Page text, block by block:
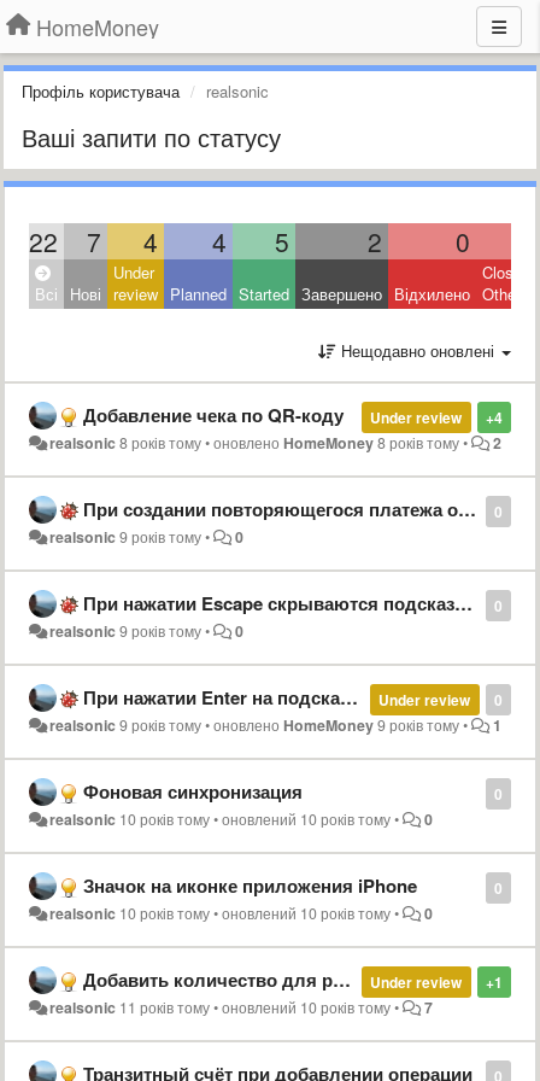
HomeMoney
Профіль користувача realsonic
Ваші запити по статусу
22 7 4 4 5 2 0
Всі Нові
Under
review Planned Started Завершено Відхилено
Closed:
Other
Нещодавно оновлені
+4
Under review
Добавление чека по QR-коду
realsonic8 років тому•оновлено HomeMoney8 років тому• 2
0
При создании повторяющегося платежа он создаётся два раза
realsonic9 років тому• 0
0
При нажатии Escape скрываются подсказки, но в строку комментария вставляется первая подсказка
realsonic9 років тому• 0
0
Under review
При нажатии Enter на подсказке вводится та, на которую указывает мышь
realsonic9 років тому•оновлено HomeMoney9 років тому• 1
0
Фоновая синхронизация
realsonic 10 років тому•оновлений 10 років тому• 0
0
Значок на иконке приложения iPhone
realsonic 10 років тому•оновлений 10 років тому• 0
+1
Under review
Добавить количество для расхода
realsonic 11 років тому•оновлений 10 років тому• 7
0
Транзитный счёт при добавлении операции